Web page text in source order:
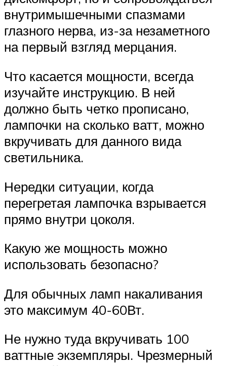
внутримышечными спазмами
глазного нерва, из-за незаметного
на первый взгляд мерцания.
Что касается мощности, всегда
изучайте инструкцию. В ней
должно быть четко прописано,
лампочки на сколько ватт, можно
вкручивать для данного вида
светильника.
Нередки ситуации, когда
перегретая лампочка взрывается
прямо внутри цоколя.
Какую же мощность можно
использовать безопасно?
Для обычных ламп накаливания
это максимум 40-60Вт.
Не нужно туда вкручивать 100
ваттные экземпляры. Чрезмерный